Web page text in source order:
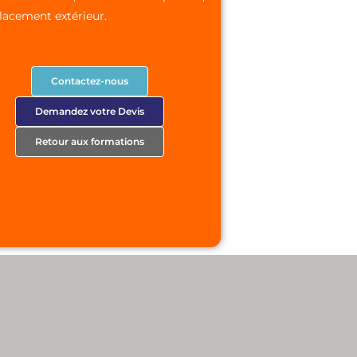
extérieur.
Contactez-nous
Demandez votre Devis
Retour aux formations